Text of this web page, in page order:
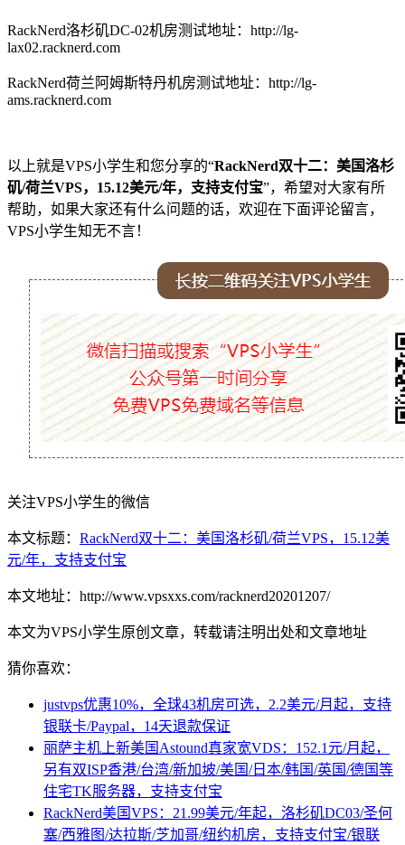
RackNerd洛杉矶DC-02机房测试地址：http://lg-
lax02.racknerd.com
RackNerd荷兰阿姆斯特丹机房测试地址：http://lg-
ams.racknerd.com
以上就是VPS小学生和您分享的“RackNerd双十二：美国洛杉
矶/荷兰VPS，15.12美元/年，支持支付宝”，希望对大家有所
帮助，如果大家还有什么问题的话，欢迎在下面评论留言，
VPS小学生知无不言！
关注VPS小学生的微信
本文标题： RackNerd双十二：美国洛杉矶/荷兰VPS，15.12美
元/年，支持支付宝
本文地址：http://www.vpsxxs.com/racknerd20201207/
本文为VPS小学生原创文章，转载请注明出处和文章地址
猜你喜欢：
justvps优惠10%，全球43机房可选，2.2美元/月起，支持
银联卡/Paypal，14天退款保证
丽萨主机上新美国Astound真家宽VDS：152.1元/月起，
另有双ISP香港/台湾/新加坡/美国/日本/韩国/英国/德国等
住宅TK服务器，支持支付宝
RackNerd美国VPS：21.99美元/年起，洛杉矶DC03/圣何
塞/西雅图/达拉斯/芝加哥/纽约机房，支持支付宝/银联